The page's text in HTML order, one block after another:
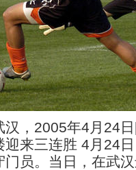
汉，2005年4月24
迎来三连胜 4月24
门员。当日，在武